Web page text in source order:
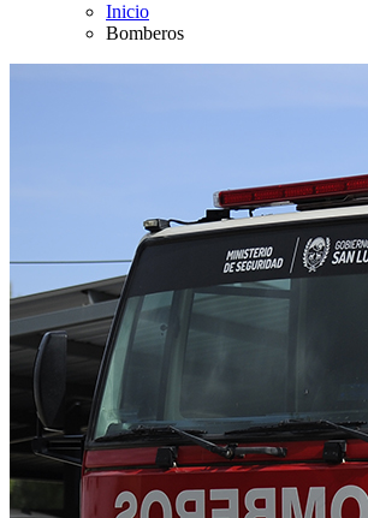
Inicio
Bomberos